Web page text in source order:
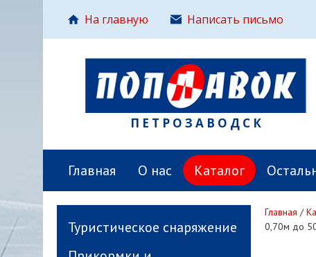
На главную Написать письмо
ПЕТРОЗАВОДСК
Главная О нас Каталог
Туристическое снаряжение
Главная /
0,70м до